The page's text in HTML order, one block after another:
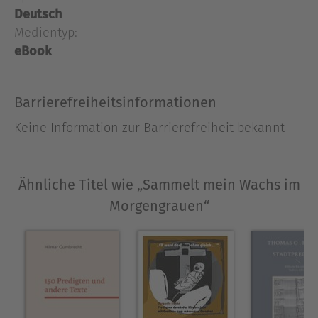
Theologie in Marburg, Tübingen und Zürich. Von
1998 bis 2015 war er Pfarrer der Evangelischen
Kirche in Hessen und Nassau.
Deutsch
Medientyp:
eBook
Barrierefreiheitsinformationen
Keine Information zur Barrierefreiheit bekannt
Ähnliche Titel wie „Sammelt mein Wachs im
Morgengrauen“